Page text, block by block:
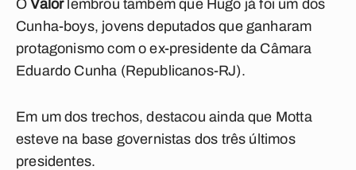
OValorlembrou também que Hugo já foi um dos
Cunha-boys, jovens deputados que ganharam
protagonismo com o ex-presidente da Câmara
Eduardo Cunha (Republicanos-RJ).
Em um dos trechos, destacou ainda que Motta
esteve na base governistas dos três últimos
presidentes.